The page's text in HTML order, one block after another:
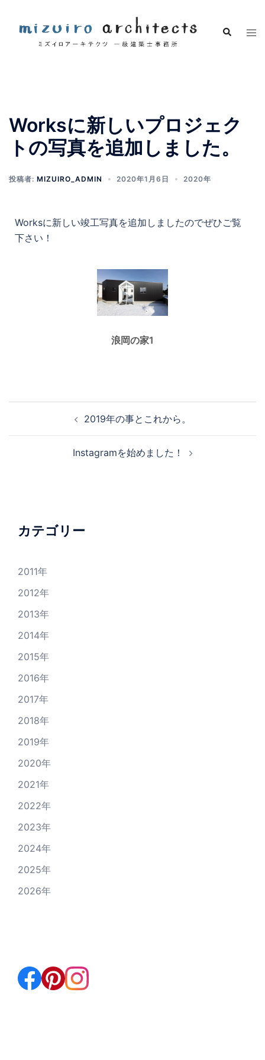
Worksに新しいプロジェク
トの写真を追加しました。
投稿者: MIZUIRO_ADMIN 2020年1月6日 2020年
Worksに新しい竣工写真を追加しましたのでぜひご覧
下さい！
浪岡の家1
2019年の事とこれから。
Instagramを始めました！
カテゴリー
2011年
2012年
2013年
2014年
2015年
2016年
2017年
2018年
2019年
2020年
2021年
2022年
2023年
2024年
2025年
2026年